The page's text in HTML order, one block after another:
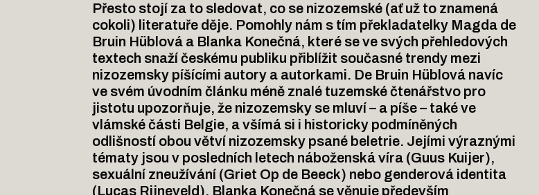
Přesto stojí za to sledovat, co se nizozemské (ať už to znamená
cokoli) literatuře děje. Pomohly nám s tím překladatelky Magda de
Bruin Hüblová a Blanka Konečná, které se ve svých přehledových
textech snaží českému publiku přiblížit současné trendy mezi
nizozemsky píšícími autory a autorkami. De Bruin Hüblová navíc
ve svém úvodním článku méně znalé tuzemské čtenářstvo pro
jistotu upozorňuje, že nizozemsky se mluví – a píše – také ve
vlámské části Belgie, a všímá si i historicky podmíněných
odlišností obou větví nizozemsky psané beletrie. Jejími výraznými
tématy jsou v posledních letech náboženská víra (Guus Kuijer),
sexuální zneužívání (Griet Op de Beeck) nebo genderová identita
(Lucas Rijneveld). Blanka Konečná se věnuje především